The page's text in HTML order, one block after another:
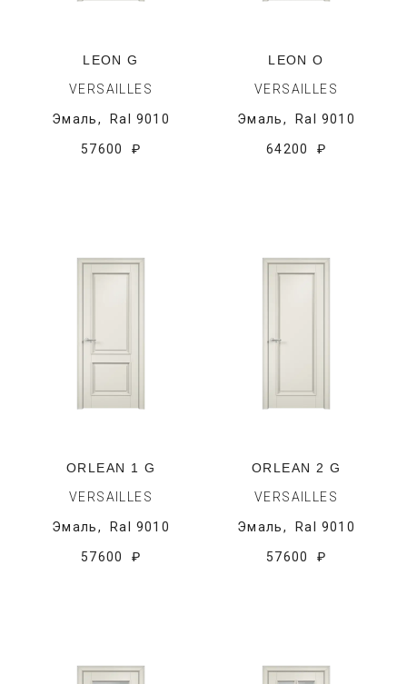
LEON G
VERSAILLES
Эмаль, Ral 9010
57600 ₽
LEON O
VERSAILLES
Эмаль, Ral 9010
64200 ₽
ORLEAN 1 G
VERSAILLES
Эмаль, Ral 9010
57600 ₽
ORLEAN 2 G
VERSAILLES
Эмаль, Ral 9010
57600 ₽